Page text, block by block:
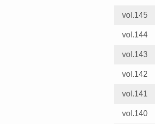
vol.145
vol.144
vol.143
vol.142
vol.141
vol.140